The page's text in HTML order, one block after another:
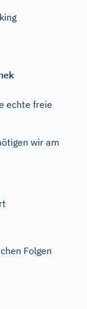
echte freie
wir am
Folgen